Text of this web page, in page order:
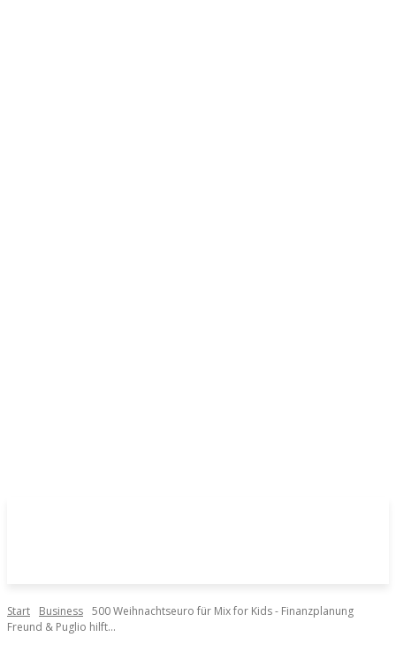
Start Business 500 Weihnachtseuro für Mix for Kids - Finanzplanung
Freund & Puglio hilft...